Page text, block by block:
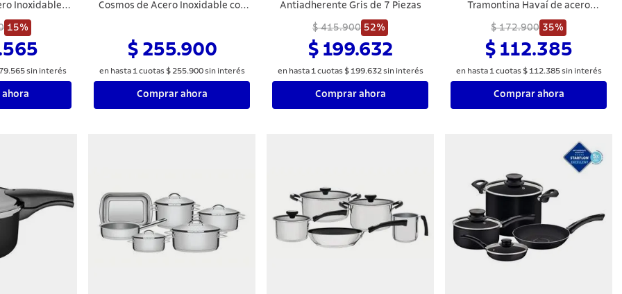
Inoxidable y
8"
15%
.565sin interés
Cosmos de Acero Inoxidable con
$ 255.900
en hasta 1 cuotas $ 255.900sin interés
Comprar ahora
Antiadherente Gris de 7 Piezas
$ 415.900 52%
$ 199.632
en hasta 1 cuotas $ 199.632sin interés
Comprar ahora
Tramontina Havaí de acero
asado
$ 172.900 35%
$ 112.385
en hasta 1 cuotas $ 112.385sin interés
Comprar ahora